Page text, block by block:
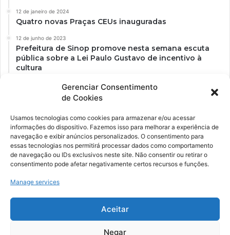
Gerenciar Consentimento
de Cookies
Usamos tecnologias como cookies para armazenar e/ou acessar
informações do dispositivo. Fazemos isso para melhorar a experiência de
navegação e exibir anúncios personalizados. O consentimento para
essas tecnologias nos permitirá processar dados como comportamento
de navegação ou IDs exclusivos neste site. Não consentir ou retirar o
consentimento pode afetar negativamente certos recursos e funções.
Manage services
Aceitar
Negar
12 de janeiro de 2024
Quatro novas Praças CEUs inauguradas
12 de junho de 2023
Prefeitura de Sinop promove nesta semana escuta
pública sobre a Lei Paulo Gustavo de incentivo à
cultura
Ockara é uma plataforma multicultural e criativa. Nossa proposta é
oferecer o máximo de ferramentas para realizadores e
YouTube